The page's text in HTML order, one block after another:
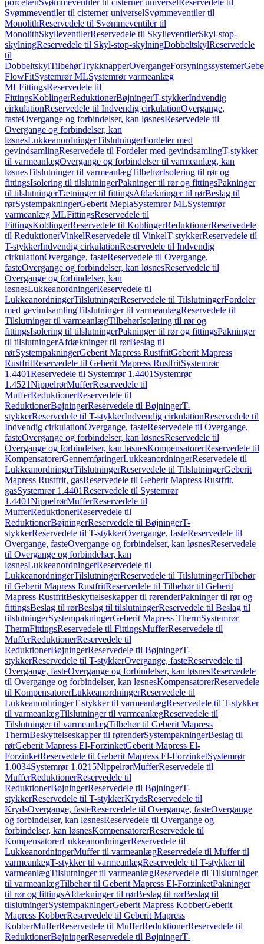
porcelænSvømmeventiler til cisterner universelReservedele til
Svømmeventiler til cisterner universelSvømmeventiler til
MonolithReservedele til Svømmeventiler til
MonolithSkylleventilerReservedele til SkylleventilerSkyl-stop-
skylningReservedele til Skyl-stop-skylningDobbeltskylReservedele
til
DobbeltskylTilbehørTrykknapperOvergangeForsyningssystemer
FlowFitSystemrør MLSystemrør varmeanlæg
MLFittingsReservedele til
FittingsKoblingerReduktionerBøjningerT-stykkerIndvendig
cirkulationReservedele til Indvendig cirkulationOvergange,
fasteOvergange og forbindelser, kan løsnesReservedele til
Overgange og forbindelser, kan
løsnesLukkeanordningerTilslutningerFordeler med
gevindsamlingReservedele til Fordeler med gevindsamlingT-stykker
til varmeanlægOvergange og forbindelser til varmeanlæg, kan
løsnesTilslutninger til varmeanlægTilbehørIsolering til rør og
fittingsIsolering til tilslutningerPakninger til rør og fittingsPakninger
til tilslutningerTætninger til fittingsAfdækninger til rørBeslag til
rørSystempakningerGeberit MeplaSystemrør MLSystemrør
varmeanlæg MLFittingsReservedele til
FittingsKoblingerReservedele til KoblingerReduktionerReservedele
til ReduktionerVinkelReservedele til VinkelT-stykkerReservedele til
T-stykkerIndvendig cirkulationReservedele til Indvendig
cirkulationOvergange, fasteReservedele til Overgange,
fasteOvergange og forbindelser, kan løsnesReservedele til
Overgange og forbindelser, kan
løsnesLukkeanordningerReservedele til
LukkeanordningerTilslutningerReservedele til TilslutningerFordeler
med gevindsamlingTilslutninger til varmeanlægReservedele til
Tilslutninger til varmeanlægTilbehørIsolering til rør og
fittingsIsolering til tilslutningerPakninger til rør og fittingsPakninger
til tilslutningerAfdækninger til rørBeslag til
rørSystempakningerGeberit Mapress RustfritGeberit Mapress
RustfritReservedele til Geberit Mapress RustfritSystemrør
1.4401Reservedele til Systemrør 1.4401 Systemrør
1.4521NippelrørMufferReservedele til
MufferReduktionerReservedele til
ReduktionerBøjningerReservedele til BøjningerT-
stykkerReservedele til T-stykkerIndvendig cirkulationReservedele til
Indvendig cirkulationOvergange, fasteReservedele til Overgange,
fasteOvergange og forbindelser, kan løsnesReservedele til
Overgange og forbindelser, kan løsnesKompensatorerReservedele til
KompensatorerGennemføringerLukkeanordningerReservedele til
LukkeanordningerTilslutningerReservedele til TilslutningerGeberit
Mapress Rustfrit, gasReservedele til Geberit Mapress Rustfrit,
gasSystemrør 1.4401Reservedele til Systemrør
1.4401NippelrørMufferReservedele til
MufferReduktionerReservedele til
ReduktionerBøjningerReservedele til BøjningerT-
stykkerReservedele til T-stykkerOvergange, fasteReservedele til
Overgange, fasteOvergange og forbindelser, kan løsnesReservedele
til Overgange og forbindelser, kan
løsnesLukkeanordningerReservedele til
LukkeanordningerTilslutningerReservedele til TilslutningerTilbehør
til Geberit Mapress RustfritReservedele til Tilbehør til Geberit
Mapress RustfritBeskyttelseskapper til rørenderPakninger til rør og
fittingsBeslag til rørBeslag til tilslutningerReservedele til Beslag til
tilslutningerSystempakningerGeberit Mapress ThermSystemrør
ThermFittingsReservedele til FittingsMufferReservedele til
MufferReduktionerReservedele til
ReduktionerBøjningerReservedele til BøjningerT-
stykkerReservedele til T-stykkerOvergange, fasteReservedele til
Overgange, fasteOvergange og forbindelser, kan løsnesReservedele
til Overgange og forbindelser, kan løsnesKompensatorerReservedele
til KompensatorerLukkeanordningerReservedele til
LukkeanordningerT-stykker til varmeanlægReservedele til T-stykker
til varmeanlægTilslutninger til varmeanlægReservedele til
Tilslutninger til varmeanlægTilbehør til Geberit Mapress
ThermBeskyttelseskapper til rørenderSystempakningerBeslag til
rørGeberit Mapress El-ForzinketGeberit Mapress El-
ForzinketReservedele til Geberit Mapress El-ForzinketSystemrør
1.0034Systemrør 1.0215NippelrørMufferReservedele til
MufferReduktionerReservedele til
ReduktionerBøjningerReservedele til BøjningerT-
stykkerReservedele til T-stykkerKrydsReservedele til
KrydsOvergange, fasteReservedele til Overgange, fasteOvergange
og forbindelser, kan løsnesReservedele til Overgange og
forbindelser, kan løsnesKompensatorerReservedele til
KompensatorerLukkeanordningerReservedele til
LukkeanordningerMuffer til varmeanlægReservedele til Muffer til
varmeanlægT-stykker til varmeanlægReservedele til T-stykker til
varmeanlægTilslutninger til varmeanlægReservedele til Tilslutninger
til varmeanlægTilbehør til Geberit Mapress El-ForzinketPakninger
til rør og fittingsAfdækninger til rørBeslag til rørBeslag til
tilslutningerSystempakningerGeberit Mapress KobberGeberit
Mapress KobberReservedele til Geberit Mapress
KobberMufferReservedele til MufferReduktionerReservedele til
ReduktionerBøjningerReservedele til BøjningerT-